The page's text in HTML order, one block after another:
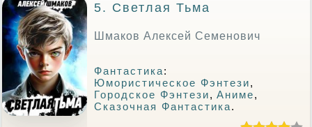
5. Светлая Тьма
Шмаков Алексей Семенович
Фантастика:
Юмористическое Фэнтези,
Городское Фэнтези,Аниме,
Сказочная Фантастика.